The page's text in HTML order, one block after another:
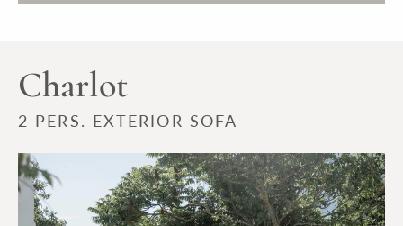
Charlot
2 PERS. EXTERIOR SOFA